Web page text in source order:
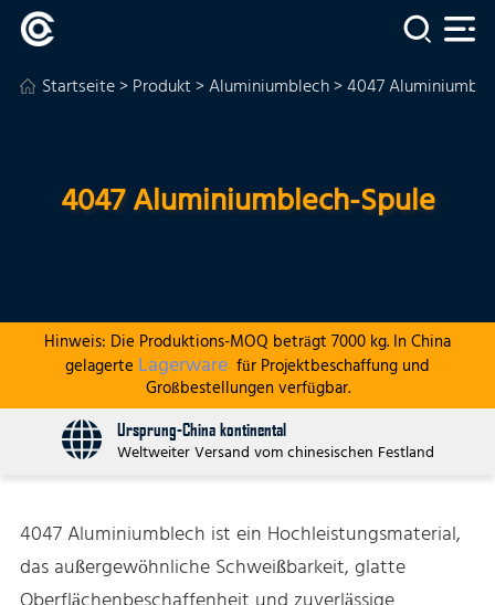
Startseite>Produkt>Aluminiumblech> 4047
4047 Aluminiumblech-Spule
Hinweis: Die Produktions-MOQ beträgt 7000 kg. In China
gelagerte Lagerware für Projektbeschaffung und
Großbestellungen verfügbar.
Ursprung-China kontinental
Weltweiter Versand vom chinesischen Festland
4047 Aluminiumblech ist ein Hochleistungsmaterial,
das außergewöhnliche Schweißbarkeit, glatte